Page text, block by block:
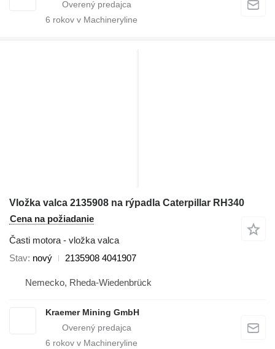
6 rokov v Machineryline
Vložka valca 2135908 na rýpadla Caterpillar RH340
Cena na požiadanie
Časti motora - vložka valca
Stav nový 2135908 4041907
Nemecko, Rheda-Wiedenbrück
Kraemer Mining GmbH
6 rokov v Machineryline